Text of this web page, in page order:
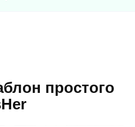
простого